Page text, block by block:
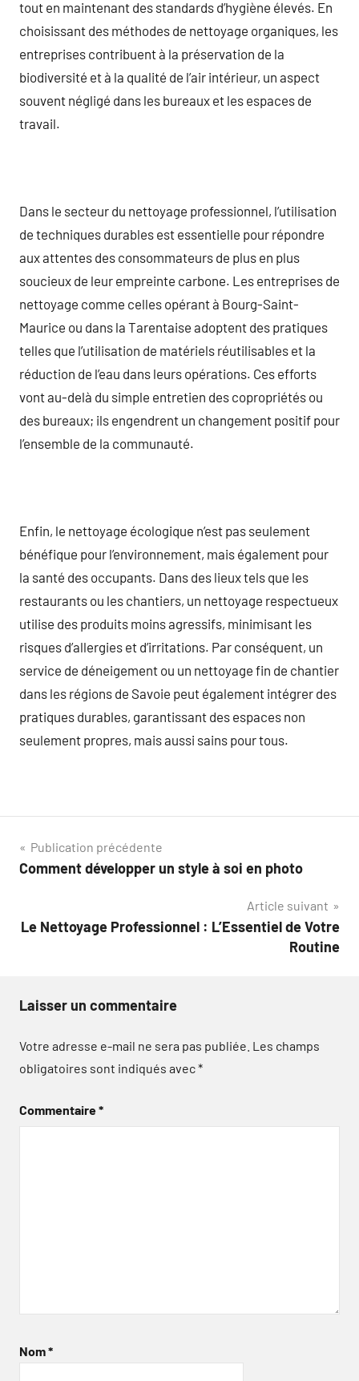
tout en maintenant des standards d’hygiène élevés. En
choisissant des méthodes de nettoyage organiques, les
entreprises contribuent à la préservation de la
biodiversité et à la qualité de l’air intérieur, un aspect
souvent négligé dans les bureaux et les espaces de
travail.
Dans le secteur du nettoyage professionnel, l’utilisation
de techniques durables est essentielle pour répondre
aux attentes des consommateurs de plus en plus
soucieux de leur empreinte carbone. Les entreprises de
nettoyage comme celles opérant à Bourg-Saint-
Maurice ou dans la Tarentaise adoptent des pratiques
telles que l’utilisation de matériels réutilisables et la
réduction de l’eau dans leurs opérations. Ces efforts
vont au-delà du simple entretien des copropriétés ou
des bureaux; ils engendrent un changement positif pour
l’ensemble de la communauté.
Enfin, le nettoyage écologique n’est pas seulement
bénéfique pour l’environnement, mais également pour
la santé des occupants. Dans des lieux tels que les
restaurants ou les chantiers, un nettoyage respectueux
utilise des produits moins agressifs, minimisant les
risques d’allergies et d’irritations. Par conséquent, un
service de déneigement ou un nettoyage fin de chantier
dans les régions de Savoie peut également intégrer des
pratiques durables, garantissant des espaces non
seulement propres, mais aussi sains pour tous.
Navigation
de
Publication précédente
Comment développer un style à soi en photo
Article suivant
Le Nettoyage Professionnel : L’Essentiel de Votre
Routine
Laisser un commentaire
Votre adresse e-mail ne sera pas publiée. Les champs
obligatoires sont indiqués avec*
Commentaire*
Nom*